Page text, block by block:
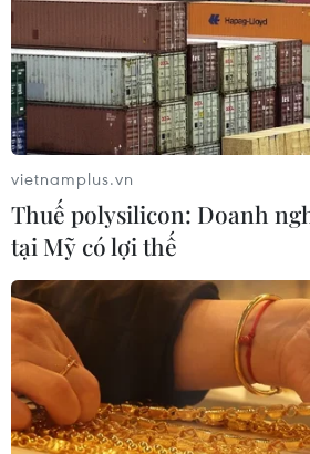
vietnamplus.vn
Thuế polysilicon: Doanh
tại Mỹ có lợi thế